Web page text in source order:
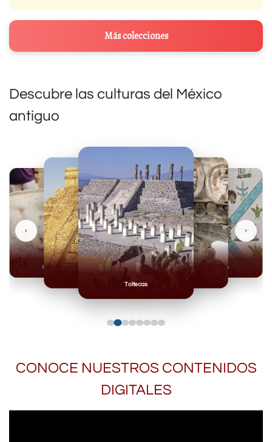
Más colecciones
Descubre las culturas del México
antiguo
Toltecas
Mexicas
Olmecas
‹ ›
CONOCE NUESTROS CONTENIDOS
DIGITALES